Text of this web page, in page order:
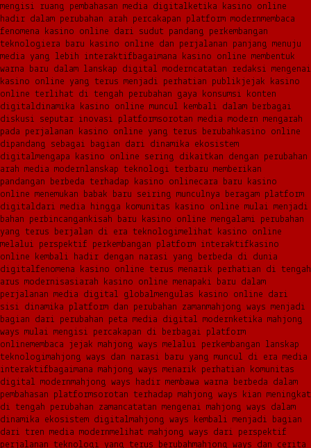
mengisi ruang pembahasan media digital ketika kasino online
hadir dalam perubahan arah percakapan platform modernmembaca
fenomena kasino online dari sudut pandang perkembangan
teknologiera baru kasino online dan perjalanan panjang menuju
media yang lebih interaktif bagaimana kasino online membentuk
warna baru dalam lanskap digital moderncatatan redaksi mengenai
kasino online yang terus menjadi perhatian publikjejak kasino
online terlihat di tengah perubahan gaya konsumsi konten
digitaldinamika kasino online muncul kembali dalam berbagai
diskusi seputar inovasi platformsorotan media modern mengarah
pada perjalanan kasino online yang terus berubah kasino online
dipandang sebagai bagian dari dinamika ekosistem
digitalmengapa kasino online sering dikaitkan dengan perubahan
arah media modernlanskap teknologi terbaru memberikan
pandangan berbeda terhadap kasino onlinecara baru kasino
online menemukan babak baru seiring munculnya beragam platform
digitaldari media hingga komunitas kasino online mulai menjadi
bahan perbincangan kisah baru kasino online mengalami perubahan
yang terus berjalan di era teknologimelihat kasino online
melalui perspektif perkembangan platform interaktif kasino
online kembali hadir dengan narasi yang berbeda di dunia
digitalfenomena kasino online terus menarik perhatian di tengah
arus modernisasiarah kasino online menapaki baru dalam
perjalanan media digital globalmengulas kasino online dari
sisi dinamika platform dan perubahan zamanmahjong ways menjadi
bagian dari perubahan peta media digital modern ketika mahjong
ways mulai mengisi percakapan di berbagai platform
onlinemembaca jejak mahjong ways melalui perkembangan lanskap
teknologimahjong ways dan narasi baru yang muncul di era media
interaktif bagaimana mahjong ways menarik perhatian komunitas
digital modernmahjong ways hadir membawa warna berbeda dalam
pembahasan platformsorotan terhadap mahjong ways kian meningkat
di tengah perubahan zamancatatan mengenai mahjong ways dalam
dinamika ekosistem digitalmahjong ways kembali menjadi bagian
dari tren media modernmelihat mahjong ways dari perspektif
perjalanan teknologi yang terus berubahmahjong ways dan cerita